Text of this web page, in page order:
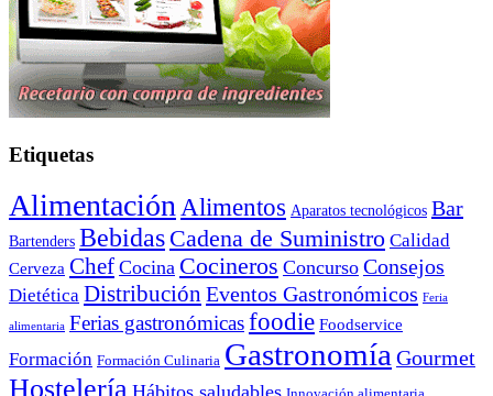
Etiquetas
Alimentación Alimentos Aparatos tecnológicos Bar
Bartenders Bebidas Cadena de Suministro Calidad
Cerveza Chef Cocina Cocineros Concurso Consejos
Dietética Distribución Eventos Gastronómicos Feria
alimentaria Ferias gastronómicasfoodie Foodservice
Formación Formación Culinaria Gastronomía Gourmet
Hostelería Hábitos saludables